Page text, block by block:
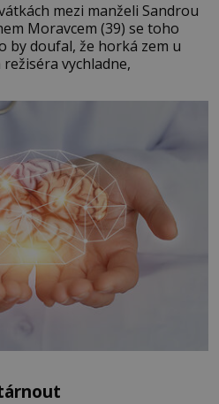
mezi manželi Sandrou
Moravcem (39) se toho
by doufal, že horká zem u
vychladne,